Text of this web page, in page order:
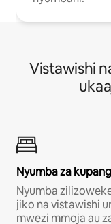
Vistawishi
Nyumba za
Nyumba
jiko na vistawishi
mwezi mmoja au